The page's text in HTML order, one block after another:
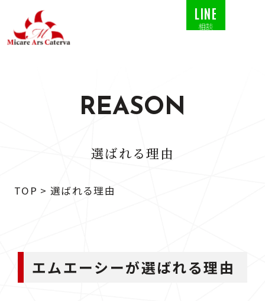
LINE
相談
REASON
選ばれる理由
TOP > 選ばれる理由
エムエーシーが選ばれる理由